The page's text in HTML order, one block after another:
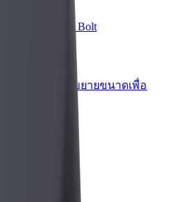
ท
ฟลีทของคุณใน Bolt
Bolt ที่มีการขยายขนาดเพื่อ